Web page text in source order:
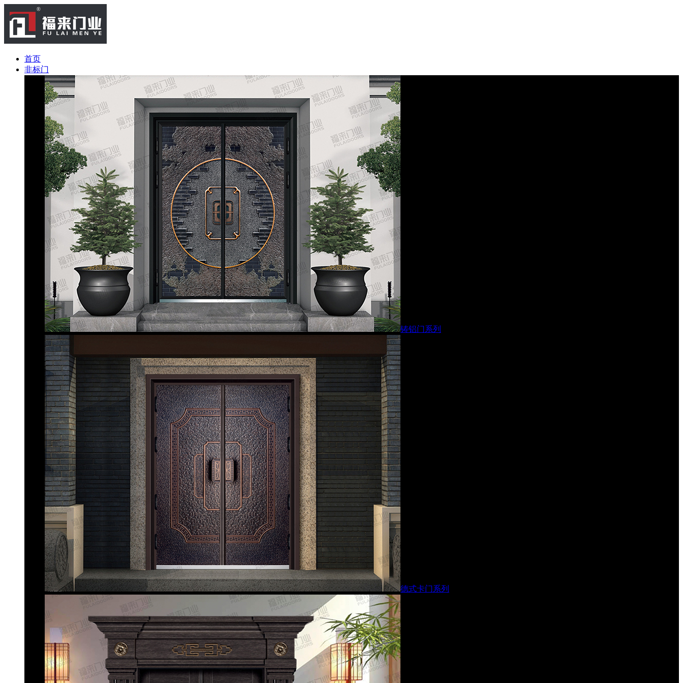
首页
非标门
铸铝门系列
德式卡门系列